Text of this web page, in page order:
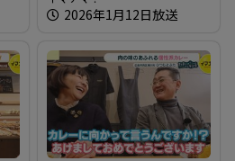
2026年1月12日放送